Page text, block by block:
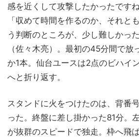
感を近くして攻撃したかったです
「収めて時間を作るのか、それと
う判断のところが、少し難しかっ
（佐々木亮）。最初の45分間で放
か1本。仙台ユースは2点のビハイ
へと折り返す。
スタンドに火をつけたのは、背番
った。終盤に差し掛かった81分。
が抜群のスピードで独走。枠へ飛